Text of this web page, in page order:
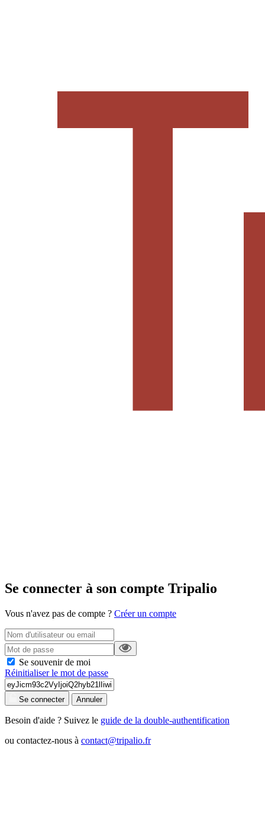
Se connecter à son compte Tripalio
Vous n'avez pas de compte ? Créer un compte
Se souvenir de moi
Réinitialiser le mot de passe
Se connecter Annuler
Besoin d'aide ? Suivez le guide de la double-authentification
ou contactez-nous à contact@tripalio.fr